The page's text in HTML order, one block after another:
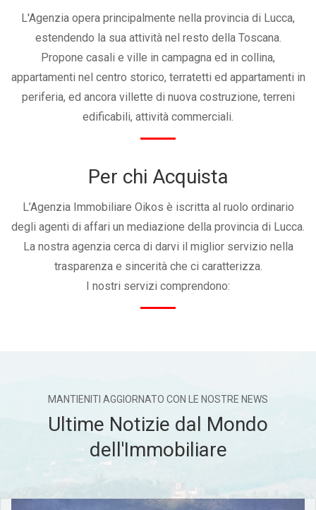
L'Agenzia opera principalmente nella provincia di Lucca,
estendendo la sua attività nel resto della Toscana.
Propone casali e ville in campagna ed in collina,
appartamenti nel centro storico, terratetti ed appartamenti in
periferia, ed ancora villette di nuova costruzione, terreni
edificabili, attività commerciali.
Per chi Acquista
L’Agenzia Immobiliare Oikos è iscritta al ruolo ordinario
degli agenti di affari un mediazione della provincia di Lucca.
La nostra agenzia cerca di darvi il miglior servizio nella
trasparenza e sincerità che ci caratterizza.
I nostri servizi comprendono:
MANTIENITI AGGIORNATO CON LE NOSTRE NEWS
Ultime Notizie dal Mondo
dell'Immobiliare